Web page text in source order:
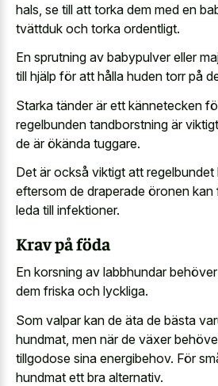
hals, se till att torka dem med en
tvättduk och torka ordentligt.
En sprutning av babypulver eller
till hjälp för att hålla huden torr på
Starka tänder är ett kännetecken
regelbunden tandborstning är
de är ökända tuggare.
Det är också viktigt att
eftersom de draperade öronen
leda till infektioner.
Krav på föda
En korsning av labbhundar
dem friska och lyckliga.
Som valpar kan de äta de bästa
hundmat, men när de växer
tillgodose sina energibehov. För
hundmat ett bra alternativ.